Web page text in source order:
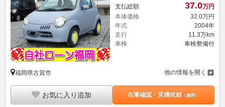
支払総額 37.0万円
本体価格
32.0万円
年式
2004年
走行
11.3万km
車検
車検整備付
福岡県古賀市 他の情報を開く
お気に入り追加 在庫確認・見積依頼（無料）